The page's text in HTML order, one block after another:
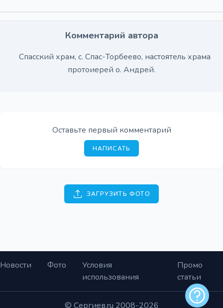
Комментарий автора
Спасский храм, с. Спас-Торбеево, настоятель храма
протоиерей о. Андрей.
Оставьте первый комментарий
НАПИСАТЬ
ЗАГРУЗИТЬ ФОТО
Новости Фото
Условия
использования
Промо
статьи
© Сергиев.ru 2008-2026